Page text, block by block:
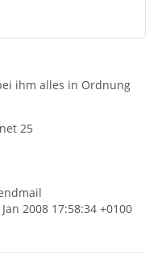
ihm alles in Ordnung
25
2008 17:58:34 +0100